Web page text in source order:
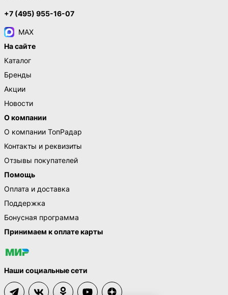
+7 (495) 955-16-07
MAX
На сайте
Каталог
Бренды
Акции
Новости
О компании
О компании ТопРадар
Контакты и реквизиты
Отзывы покупателей
Помощь
Оплата и доставка
Поддержка
Бонусная программа
Принимаем к оплате карты
Наши социальные сети